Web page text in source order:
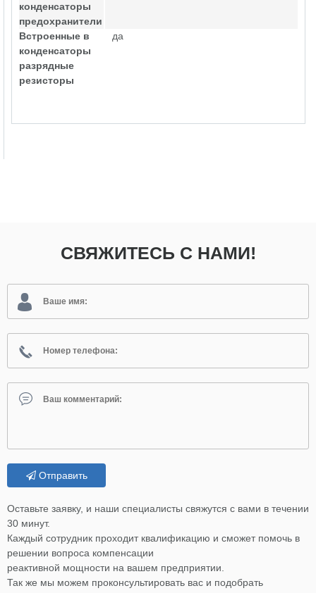
конденсаторы
предохранители
Встроенные в
конденсаторы
разрядные
резисторы
да
СВЯЖИТЕСЬ С НАМИ!
Отправить
Оставьте заявку, и наши специалисты свяжутся с вами в течении
30 минут.
Каждый сотрудник проходит квалификацию и сможет помочь в
решении вопроса компенсации
реактивной мощности на вашем предприятии.
Так же мы можем проконсультировать вас и подобрать